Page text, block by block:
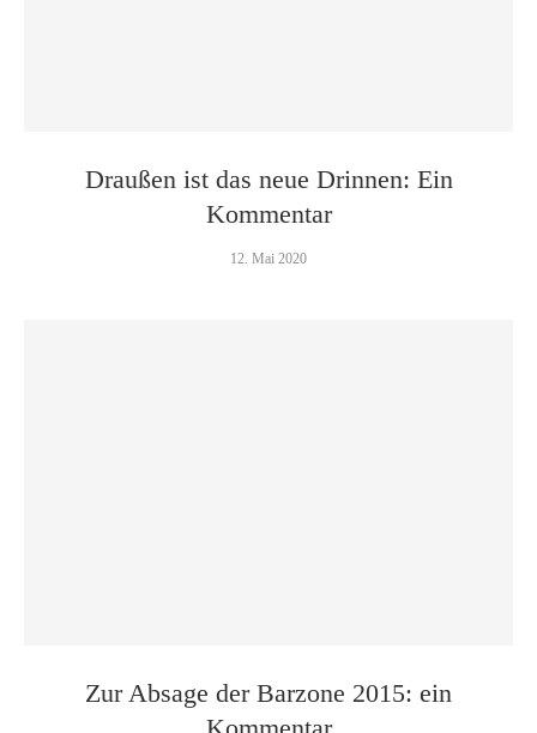
Draußen ist das neue Drinnen: Ein
Kommentar
12. Mai 2020
Zur Absage der Barzone 2015: ein